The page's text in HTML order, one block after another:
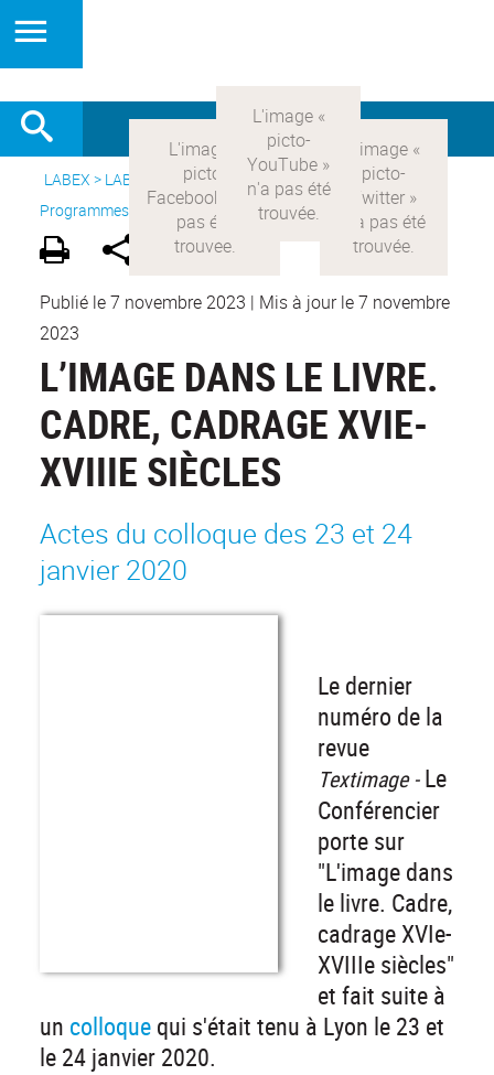
LABEX > LABEX COMOD> Version française
> Recherche >
Programmes blanc> L’image dans le livre : cadre, cadrage
Publié le 7 novembre 2023 | Mis à jour le 7 novembre
2023
L’IMAGE DANS LE LIVRE.
CADRE, CADRAGE XVIE-
XVIIIE SIÈCLES
Actes du colloque des 23 et 24
janvier 2020
Le dernier
numéro de la
revue
Textimage -Le
Conférencier
porte sur
"L'image dans
le livre. Cadre,
cadrage XVIe-
XVIIIe siècles"
et fait suite à
un colloque qui s'était tenu à Lyon le 23 et
le 24 janvier 2020.